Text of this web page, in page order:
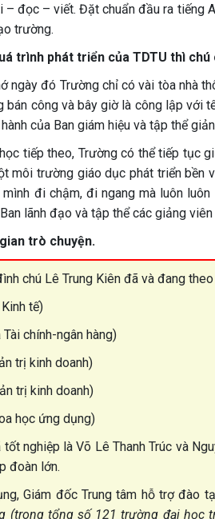
– đọc – viết. Đặt chuẩn đầu ra tiếng
trường.
trình phát triển của TDTU thì chú
ngày đó Trường chỉ có vài tòa nhà
bán công và bây giờ là công lập với
của Ban giám hiệu và tập thể
tiếp theo, Trường có thể tiếp tục
môi trường giáo dục phát triển bền
đi chậm, đi ngang mà luôn
lãnh đạo và tập thể các giảng
trò chuyện.
chú Lê Trung Kiên đã và đang
tế)
chính-ngân hàng)
trị kinh doanh)
trị kinh doanh)
học ứng dụng)
nghiệp là Võ Lê Thanh Trúc và
đoàn lớn.
Giám đốc Trung tâm hỗ trợ đào
(trong tổng số 121 trường đại học